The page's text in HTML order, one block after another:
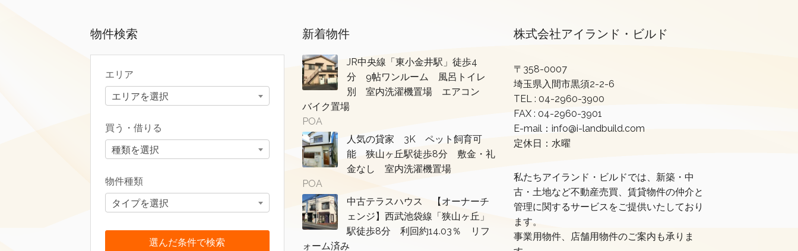
物件検索
エリア
エリアを選択
買う・借りる
種類を選択
物件種類
タイプを選択
新着物件
JR中央線「東小金井駅」徒歩4
分 9帖ワンルーム 風呂トイレ
別 室内洗濯機置場 エアコン
バイク置場
POA
人気の貸家 3K ペット飼育可
能 狭山ヶ丘駅徒歩8分 敷金・礼
金なし 室内洗濯機置場
POA
中古テラスハウス 【オーナーチ
ェンジ】西武池袋線「狭山ヶ丘」
駅徒歩8分 利回約14.03％ リフ
ォーム済み
株式会社アイランド・ビルド
〒358-0007
埼玉県入間市黒須2-2-6
TEL : 04-2960-3900
FAX : 04-2960-3901
E-mail：info@i-landbuild.com
定休日：水曜
私たちアイランド・ビルドでは、新築・中
古・土地など不動産売買、賃貸物件の仲介と
管理に関するサービスをご提供いたしており
ます。
事業用物件、店舗用物件のご案内も承りま